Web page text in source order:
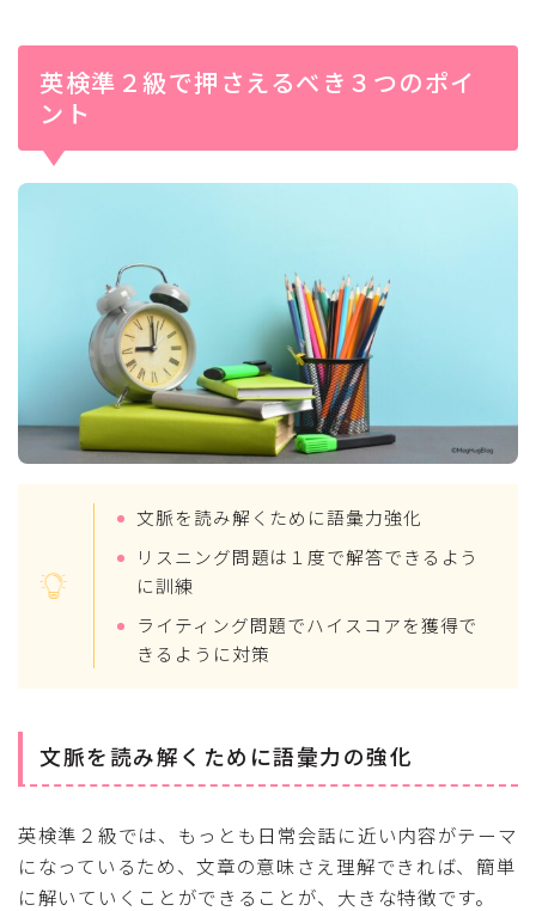
英検準２級で押さえるべき３つのポイ
ント
文脈を読み解くために語彙力強化
リスニング問題は１度で解答できるよう
に訓練
ライティング問題でハイスコアを獲得で
きるように対策
文脈を読み解くために語彙力の強化
英検準２級では、もっとも日常会話に近い内容がテーマ
になっているため、文章の意味さえ理解できれば、簡単
に解いていくことができることが、大きな特徴です。